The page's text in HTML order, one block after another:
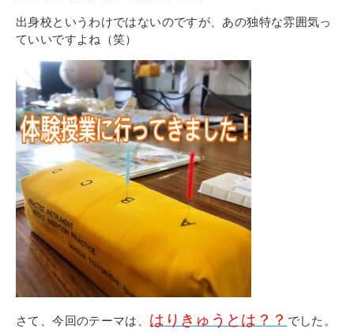
新着情報
ブログ
コラム
お問い合わせ
資料請求
インターネット出願
教職員採用情報
その他
個人情報の取り扱いについて
出身校というわけではないのですが、あの独特な雰囲気っ
ていいですよね（笑）
さて、今回のテーマは、 はりきゅうとは？？ でした。